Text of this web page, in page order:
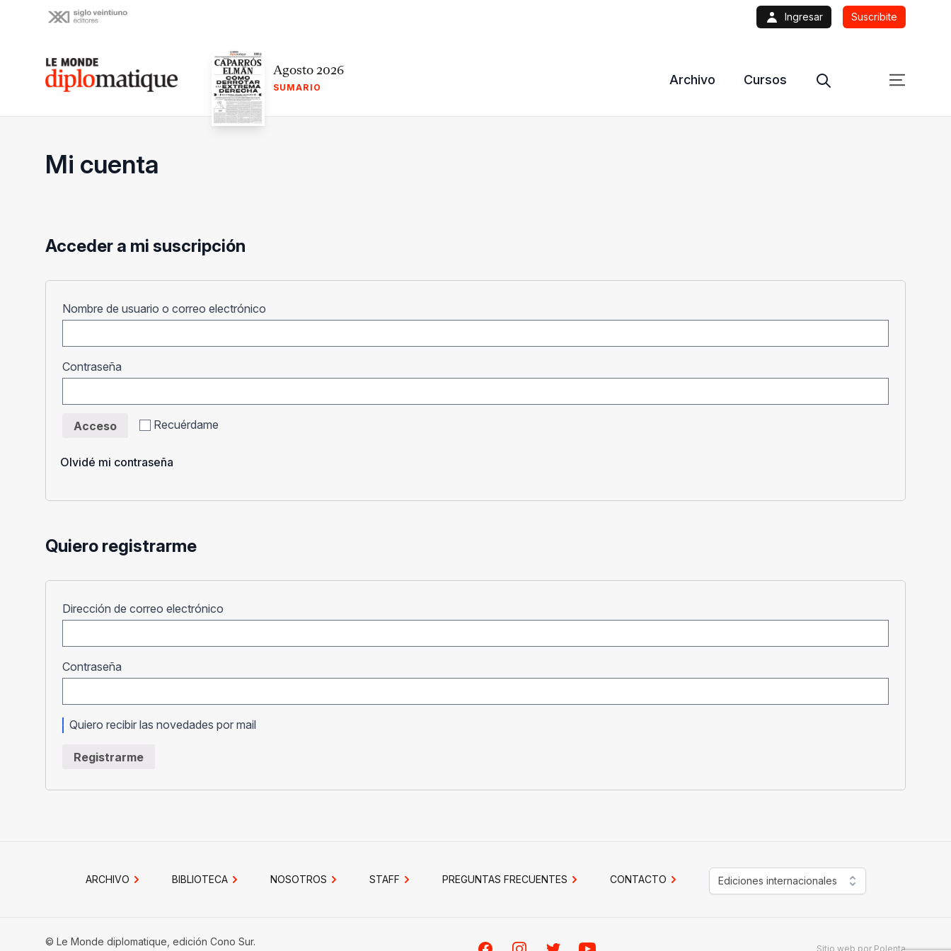
Ingresar Suscribite
Le monde diplomatique Agosto 2026
SUMARIO
Archivo Cursos
Mi cuenta
Acceder a mi suscripción
Nombre de usuario o correo electrónico
Contraseña
Recuérdame
Acceso
Olvidé mi contraseña
Quiero registrarme
Dirección de correo electrónico
Contraseña
Quiero recibir las novedades por mail
Registrarme
ARCHIVO BIBLIOTECA NOSOTROS STAFF PREGUNTAS FRECUENTES CONTACTO Ediciones internacionales
© Le Monde diplomatique, edición Cono Sur.
Sitio web por Polenta